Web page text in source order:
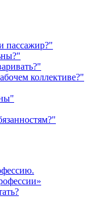
пассажир?"
коллективе?"